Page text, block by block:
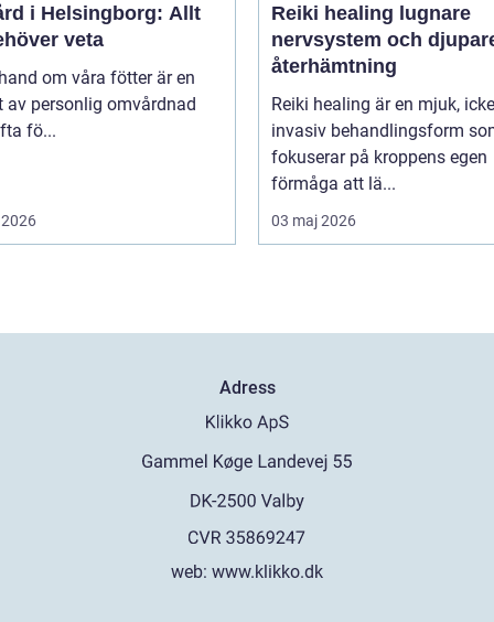
i Helsingborg: Allt
veta
om våra fötter är en
av personlig omvårdnad
fö...
Reiki healing lugnare
nervsystem och
återhämtning
Reiki healing är en mjuk,
invasiv behandlingsform
fokuserar på kroppens egen
förmåga att lä...
03 maj 2026
Adress
web: www.klikko.dk